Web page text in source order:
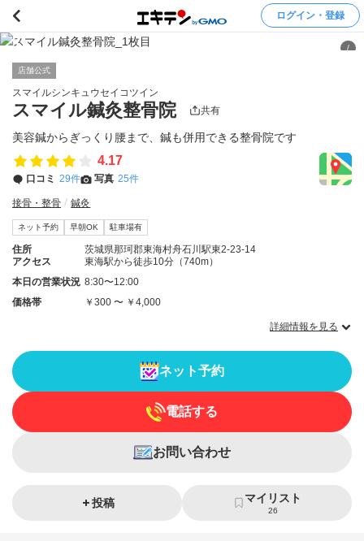
ログイン・登録
/
店舗公式
スマイルシンキュウセイコツイン
スマイル鍼灸整骨院 共有
美容鍼からぎっくり腰まで、鍼も併用できる整骨院です
4.17
口コミ 29件 写真 25件
接骨・整骨 鍼灸
ネット予約 早朝OK 駐車場有
住所
茨城県那珂郡東海村舟石川駅東2-23-14
アクセス
東海駅から徒歩10分（740m）
本日の営業状況 8:30〜12:00
価格帯
￥300 〜 ￥4,000
詳細情報を見る
ネット予約
電話する
お問い合わせ
投稿 マイリスト
26